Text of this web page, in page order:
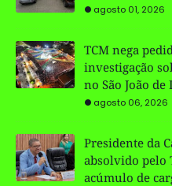
agosto 01, 2026
TCM nega
investigação
no São João
agosto 06, 2026
Presidente da
absolvido pelo
acúmulo de